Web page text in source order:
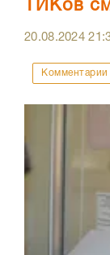
ТИКов
20.08.2024
Комментарии